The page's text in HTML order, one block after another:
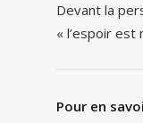
Devant la
« l’espoir est
Pour en